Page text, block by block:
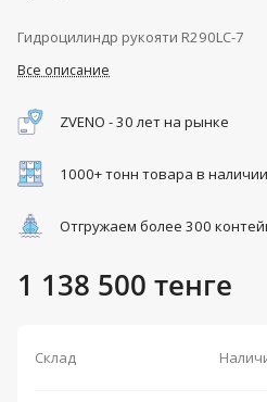
Гидроцилиндр рукояти R290LC-7
Все описание
ZVENO - 30 лет на рынке
1000+ тонн товара в наличии
Отгружаем более 300
1 138 500 тенге
Склад